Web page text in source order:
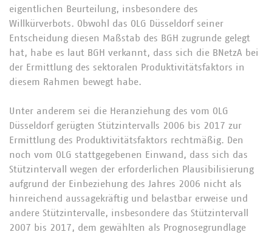
eigentlichen Beurteilung, insbesondere des
Willkürverbots. Obwohl das OLG Düsseldorf seiner
Entscheidung diesen Maßstab des BGH zugrunde gelegt
hat, habe es laut BGH verkannt, dass sich die BNetzA bei
der Ermittlung des sektoralen Produktivitätsfaktors in
diesem Rahmen bewegt habe.
Unter anderem sei die Heranziehung des vom OLG
Düsseldorf gerügten Stützintervalls 2006 bis 2017 zur
Ermittlung des Produktivitätsfaktors rechtmäßig. Den
noch vom OLG stattgegebenen Einwand, dass sich das
Stützintervall wegen der erforderlichen Plausibilisierung
aufgrund der Einbeziehung des Jahres 2006 nicht als
hinreichend aussagekräftig und belastbar erweise und
andere Stützintervalle, insbesondere das Stützintervall
2007 bis 2017, dem gewählten als Prognosegrundlage